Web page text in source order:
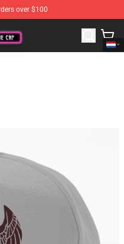
over $100
Store of Anime Cap